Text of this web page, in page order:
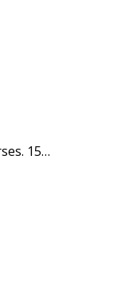
15…